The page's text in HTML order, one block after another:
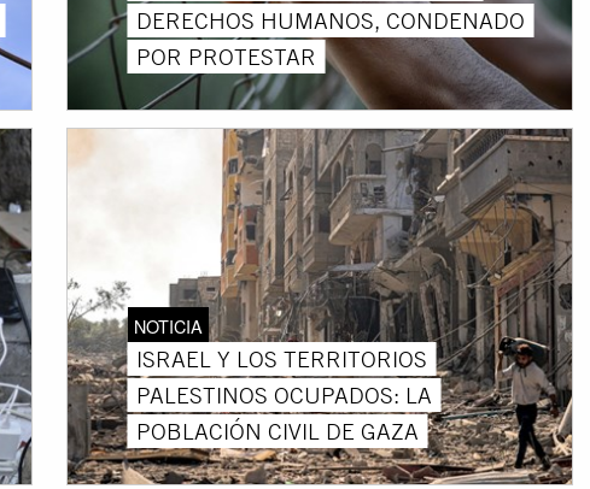
DERECHOS HUMANOS, CONDENADO
POR PROTESTAR
NOTICIA
ISRAEL Y LOS TERRITORIOS
PALESTINOS OCUPADOS: LA
POBLACIÓN CIVIL DE GAZA